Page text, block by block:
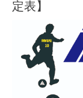
定表】